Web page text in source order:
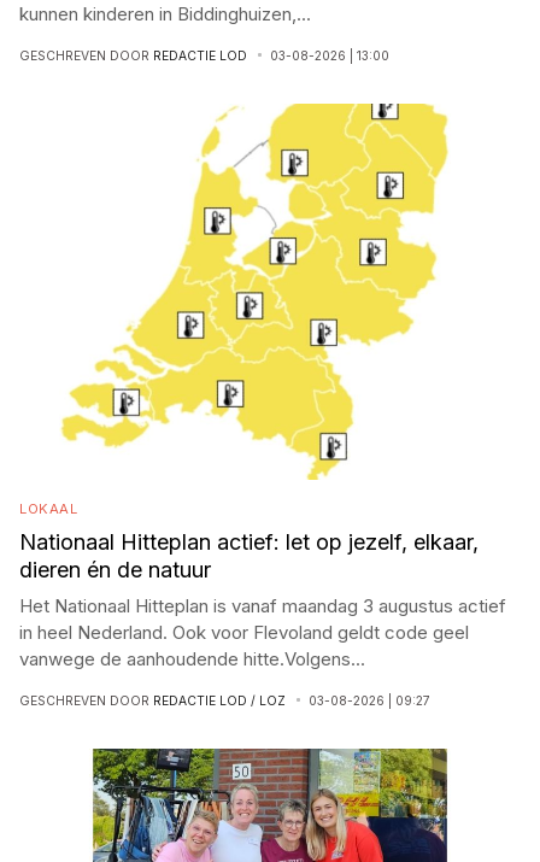
kunnen kinderen in Biddinghuizen, ...
GESCHREVEN DOOR REDACTIE LOD 03-08-2026 | 13:00
LOKAAL
Nationaal Hitteplan actief: let op jezelf, elkaar,
dieren én de natuur
Het Nationaal Hitteplan is vanaf maandag 3 augustus actief
in heel Nederland. Ook voor Flevoland geldt code geel
vanwege de aanhoudende hitte.Volgens...
GESCHREVEN DOOR REDACTIE LOD / LOZ 03-08-2026 | 09:27